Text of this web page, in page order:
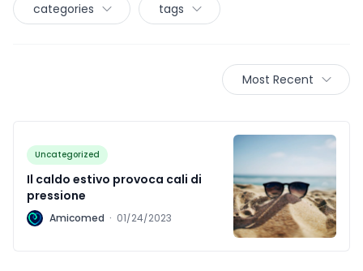
categories tags
Most Recent
Uncategorized
Il caldo estivo provoca cali di
pressione
A Amicomed · 01/24/2023